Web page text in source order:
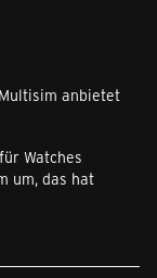
anbietet
Watches
um, das hat